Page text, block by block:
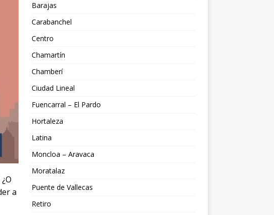
a
Barajas
Carabanchel
Centro
Chamartín
Chamberí
Ciudad Lineal
Fuencarral – El Pardo
Hortaleza
Latina
Moncloa – Aravaca
Moratalaz
Puente de Vallecas
Retiro